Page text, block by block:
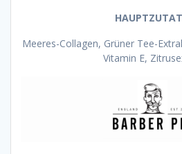
Meeres-Collagen, Grüner Tee-
Vitamin E,